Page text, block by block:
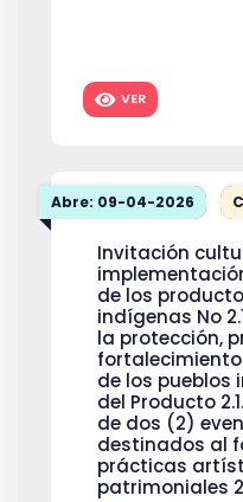
VER
Abre: 09-04-2026
Invitación
implementación
de los
indígenas No
la protección,
de los pueblos
del Producto
de dos (2)
destinados al
prácticas
patrimoniales